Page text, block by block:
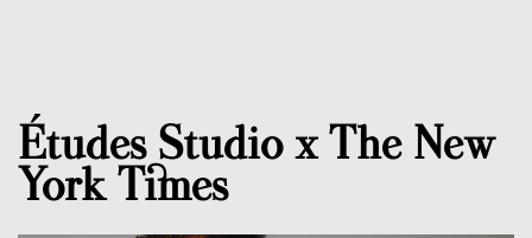
Études Studio x The New
York Times